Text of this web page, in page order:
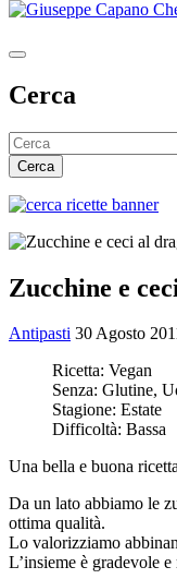
Cerca
Cerca
Zucchine e
Antipasti 30 Agosto
Ricetta: Vegan
Senza: Glutine,
Stagione: Estate
Difficoltà: Bassa
Una bella e buona
Da un lato abbiamo le
ottima qualità.
Lo valorizziamo
L’insieme è gradevole